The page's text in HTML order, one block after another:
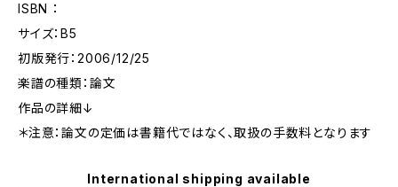
ISBN ：
サイズ：B5
初版発行：2006/12/25
楽譜の種類：論文
作品の詳細↓
＊注意：論文の定価は書籍代ではなく、取扱の手数料となります
International shipping available